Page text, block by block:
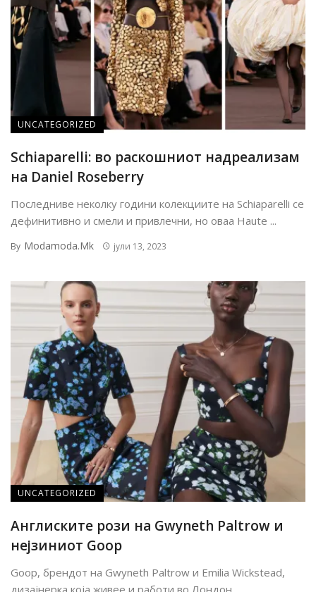
UNCATEGORIZED
Schiaparelli: во раскошниот надреализам
на Daniel Roseberry
Последниве неколку години колекциите на Schiaparelli се
дефинитивно и смели и привлечни, но оваа Haute ...
By Modamoda.mk јули 13, 2023
UNCATEGORIZED
Англиските рози на Gwyneth Paltrow и
нејзиниот Goop
Goop, брендот на Gwyneth Paltrow и Emilia Wickstead,